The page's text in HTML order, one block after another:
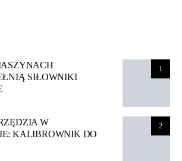
1
SIŁOWNIKI
2
W
KALIBROWNIK DO